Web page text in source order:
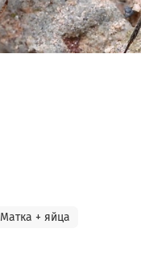
Матка + яйца